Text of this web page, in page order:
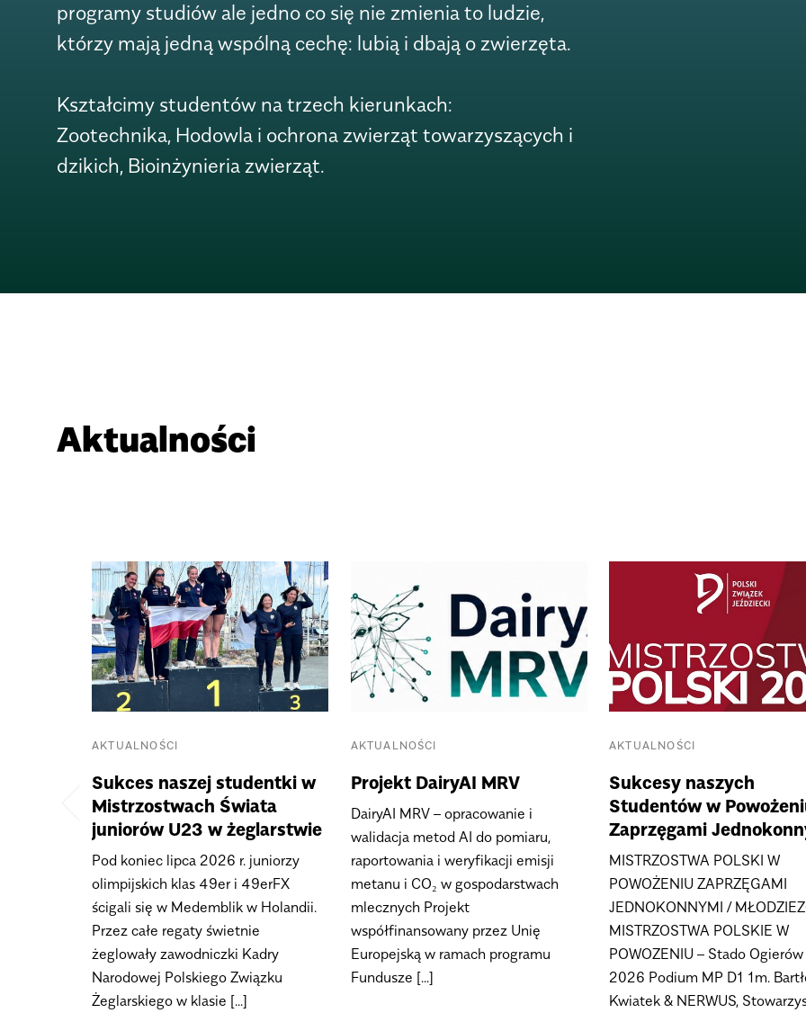
programy studiów ale jedno co się nie zmienia to ludzie,
którzy mają jedną wspólną cechę: lubią i dbają o zwierzęta.
Kształcimy studentów na trzech kierunkach:
Zootechnika, Hodowla i ochrona zwierząt towarzyszących i
dzikich, Bioinżynieria zwierząt.
Aktualności
AKTUALNOŚCI
Sukces naszej studentki w
Mistrzostwach Świata
juniorów U23 w żeglarstwie
Pod koniec lipca 2026 r. juniorzy
olimpijskich klas 49er i 49erFX
ścigali się w Medemblik w Holandii.
Przez całe regaty świetnie
żeglowały zawodniczki Kadry
Narodowej Polskiego Związku
Żeglarskiego w klasie [...]
AKTUALNOŚCI
Projekt DairyAI MRV
DairyAI MRV – opracowanie i
walidacja metod AI do pomiaru,
raportowania i weryfikacji emisji
metanu i CO₂ w gospodarstwach
mlecznych Projekt
współfinansowany przez Unię
Europejską w ramach programu
Fundusze [...]
AKTUALNOŚCI
Sukcesy naszych
Studentów w
Zaprzęgami
MISTRZOSTWA POLSKI W
POWOŻENIU ZAPRZĘGAMI
JEDNOKONNYMI /
MISTRZOSTWA POLSKIE W
POWOZENIU – Stado
2026 Podium MP D1 1m.
Kwiatek & NERWUS,